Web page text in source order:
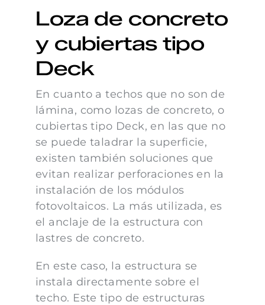
Loza de concreto
y cubiertas tipo
Deck
En cuanto a techos que no son de
lámina, como lozas de concreto, o
cubiertas tipo Deck, en las que no
se puede taladrar la superficie,
existen también soluciones que
evitan realizar perforaciones en la
instalación de los módulos
fotovoltaicos. La más utilizada, es
el anclaje de la estructura con
lastres de concreto.
En este caso, la estructura se
instala directamente sobre el
techo. Este tipo de estructuras